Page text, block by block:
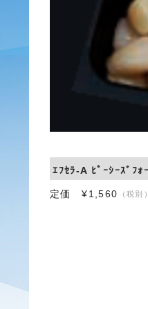
ｴﾌｾﾗ-A ﾋﾟｰｼｰｽﾞﾌ
定価 ¥1,560 （税別）